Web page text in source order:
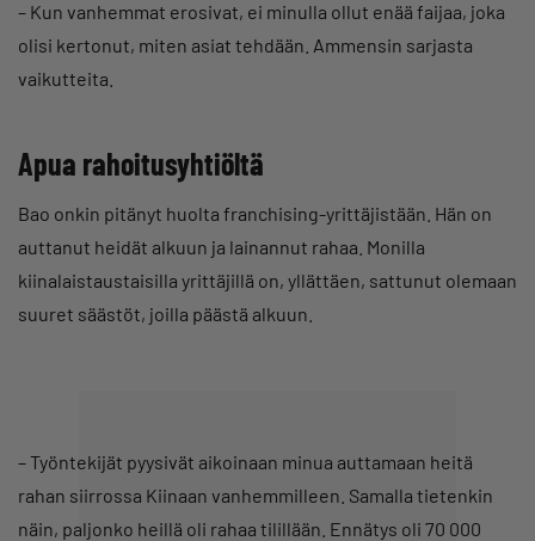
– Kun vanhemmat erosivat, ei minulla ollut enää faijaa, joka
olisi kertonut, miten asiat tehdään. Ammensin sarjasta
vaikutteita.
Apua rahoitusyhtiöltä
Bao onkin pitänyt huolta franchising-yrittäjistään. Hän on
auttanut heidät alkuun ja lainannut rahaa. Monilla
kiinalaistaustaisilla yrittäjillä on, yllättäen, sattunut olemaan
suuret säästöt, joilla päästä alkuun.
– Työntekijät pyysivät aikoinaan minua auttamaan heitä
rahan siirrossa Kiinaan vanhemmilleen. Samalla tietenkin
näin, paljonko heillä oli rahaa tilillään. Ennätys oli 70 000